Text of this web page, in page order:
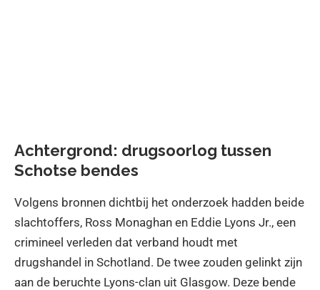
Achtergrond: drugsoorlog tussen
Schotse bendes
Volgens bronnen dichtbij het onderzoek hadden beide
slachtoffers, Ross Monaghan en Eddie Lyons Jr., een
crimineel verleden dat verband houdt met
drugshandel in Schotland. De twee zouden gelinkt zijn
aan de beruchte Lyons-clan uit Glasgow. Deze bende